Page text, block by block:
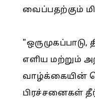
வைப்பதற்கும்
எளிய மற்றும்
வாழ்க்கையின்
பிரச்சனைகள்